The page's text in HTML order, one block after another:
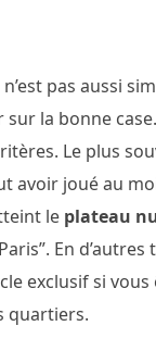
pas aussi
la bonne
Le plus
avoir joué au
le plateau
En
exclusif si vous
quartiers.